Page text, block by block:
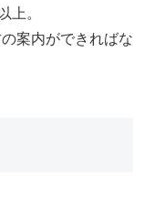
上。
案内ができればな